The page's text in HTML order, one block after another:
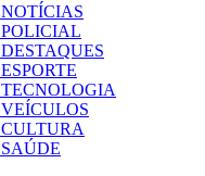
NOTÍCIAS
POLICIAL
DESTAQUES
ESPORTE
TECNOLOGIA
VEÍCULOS
CULTURA
SAÚDE